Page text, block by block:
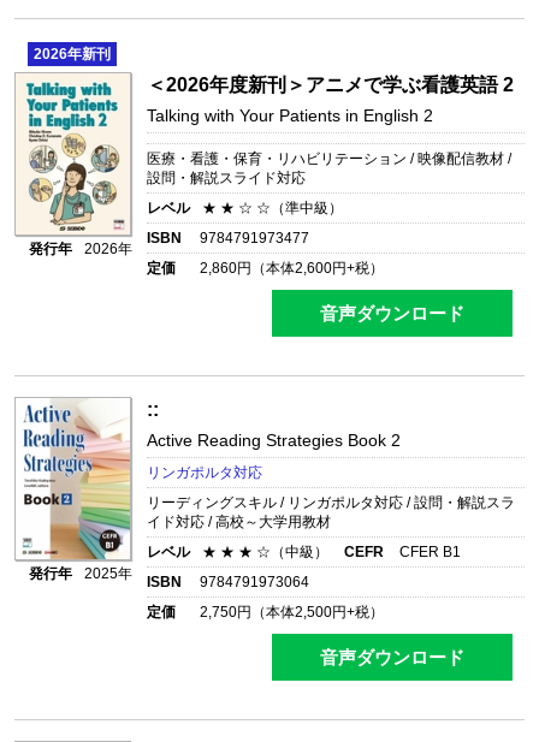
2026年新刊
発行年 2026年
＜2026年度新刊＞アニメで学ぶ看護英語 2
Talking with Your Patients in English 2
医療・看護・保育・リハビリテーション / 映像配信教材 /
設問・解説スライド対応
レベル
★ ★ ☆ ☆（準中級）
ISBN
9784791973477
定価
2,860円（本体2,600円+税）
音声ダウンロード
発行年 2025年
::
Active Reading Strategies Book 2
リンガポルタ対応
リーディングスキル / リンガポルタ対応 / 設問・解説スラ
イド対応 / 高校～大学用教材
レベル
★ ★ ★ ☆（中級） CEFR
CFER B1
ISBN
9784791973064
定価
2,750円（本体2,500円+税）
音声ダウンロード